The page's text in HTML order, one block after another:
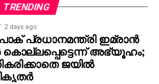
എന്നിവരും പങ്കെടുത്തു.
ശ്രീനാഥ് ഭാസിയും
ഗ്രേസ് ഫിലിം
30 ന് പുറത്തിറക്കുന്നത്.
അഡ്വര്‍ടൈസിങ്.
TRENDING
2 days ago
പ്രധാനമന്ത്രി ഇമ്രാന്‍
കൊല്ലപ്പെട്ടെന്ന് അഭ്യൂഹം;
ജയില്‍